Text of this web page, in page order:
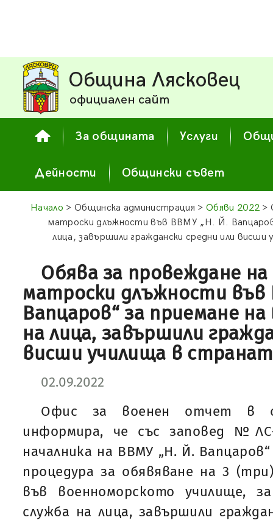
Община Лясковец
официален сайт
За общината Услуги
Дейности Общински съвет
Начало > Общинска администрация > Обяви 2022 >
матроски длъжности във ВВМУ „Н. Й.
лица, завършили граждански средни или
Обява за провеждане на
матроски длъжности във
Вапцаров“ за приемане
на лица, завършили
висши училища в
02.09.2022
Офис за военен отчет в
информира, че със заповед
началника на ВВМУ „Н. Й.
процедура за обявяване на 3
във военноморското училище,
служба на лица, завършили